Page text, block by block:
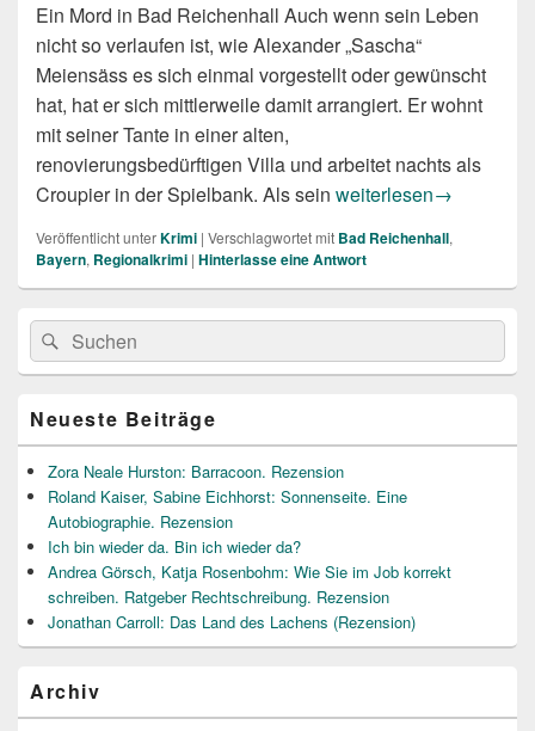
Ein Mord in Bad Reichenhall Auch wenn sein Leben
nicht so verlaufen ist, wie Alexander „Sascha“
Meiensäss es sich einmal vorgestellt oder gewünscht
hat, hat er sich mittlerweile damit arrangiert. Er wohnt
mit seiner Tante in einer alten,
renovierungsbedürftigen Villa und arbeitet nachts als
Croupier in der Spielbank. Als sein Lisa Graf-Riemann:
weiterlesen→
Veröffentlicht unterKrimi | Verschlagwortet mit Bad Reichenhall,
Bayern, Regionalkrimi | Hinterlasse eine Antwort
Primärer
Seitenleisten
Widget-
Bereich
Suche
nach:
Suchen
Neueste Beiträge
Zora Neale Hurston: Barracoon. Rezension
Roland Kaiser, Sabine Eichhorst: Sonnenseite. Eine
Autobiographie. Rezension
Ich bin wieder da. Bin ich wieder da?
Andrea Görsch, Katja Rosenbohm: Wie Sie im Job korrekt
schreiben. Ratgeber Rechtschreibung. Rezension
Jonathan Carroll: Das Land des Lachens (Rezension)
Archiv